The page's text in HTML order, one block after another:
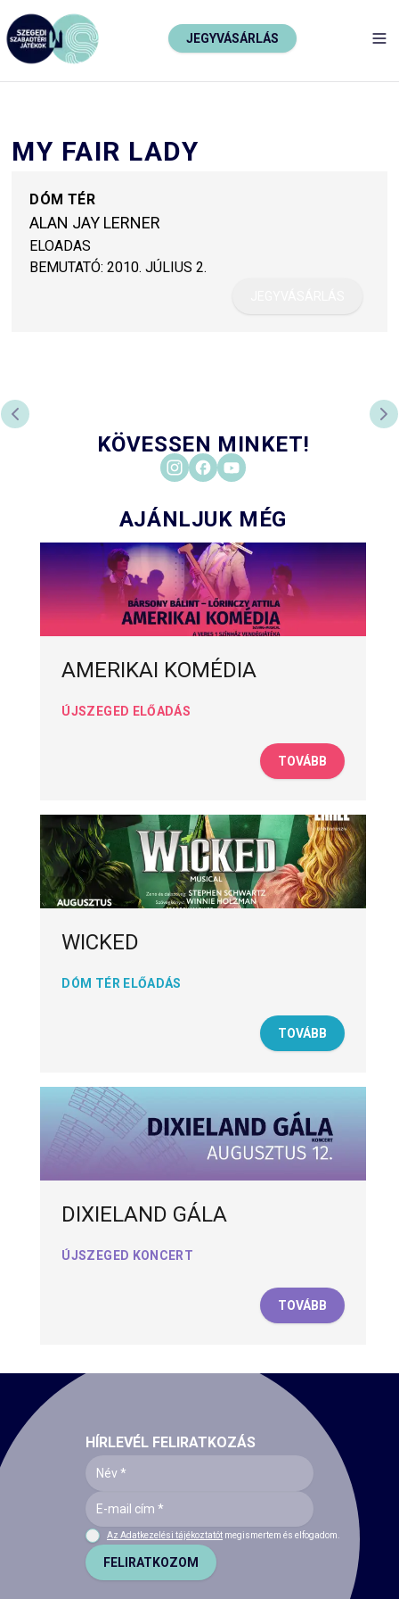
JEGYVÁSÁRLÁS
MY FAIR LADY
DÓM TÉR
ALAN JAY LERNER
ELOADAS
BEMUTATÓ: 2010. JÚLIUS 2.
ELŐZŐ DIA
KÖVESSEN MINKET!
AJÁNLJUK MÉG
AMERIKAI KOMÉDIA
ÚJSZEGED ELŐADÁS
TOVÁBB
WICKED
DÓM TÉR ELŐADÁS
TOVÁBB
DIXIELAND GÁLA
ÚJSZEGED KONCERT
TOVÁBB
HÍRLEVÉL FELIRATKOZÁS
Az Adatkezelési tájékoztatót megismertem és elfogadom.
FELIRATKOZOM